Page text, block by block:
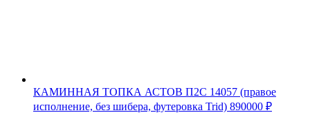
КАМИННАЯ ТОПКА АСТОВ П2С 14057 (правое
исполнение, без шибера, футеровка Trid) 890000 ₽